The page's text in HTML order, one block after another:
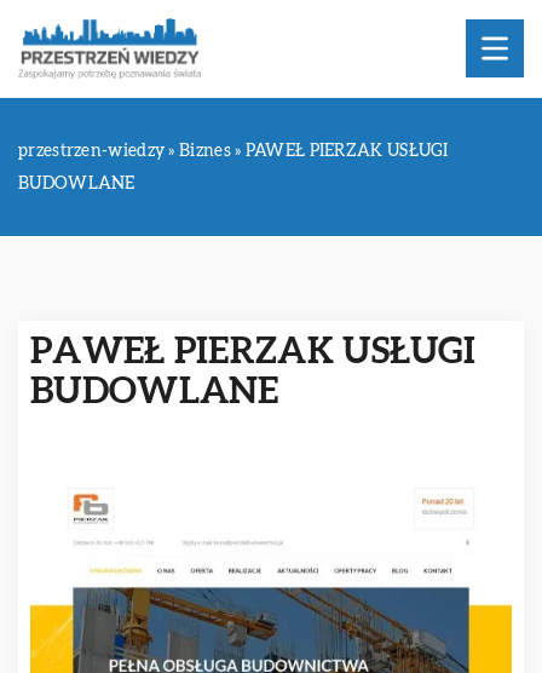
przestrzen-wiedzy »Biznes» PAWEŁ PIERZAK USŁUGI
BUDOWLANE
PAWEŁ PIERZAK USŁUGI
BUDOWLANE